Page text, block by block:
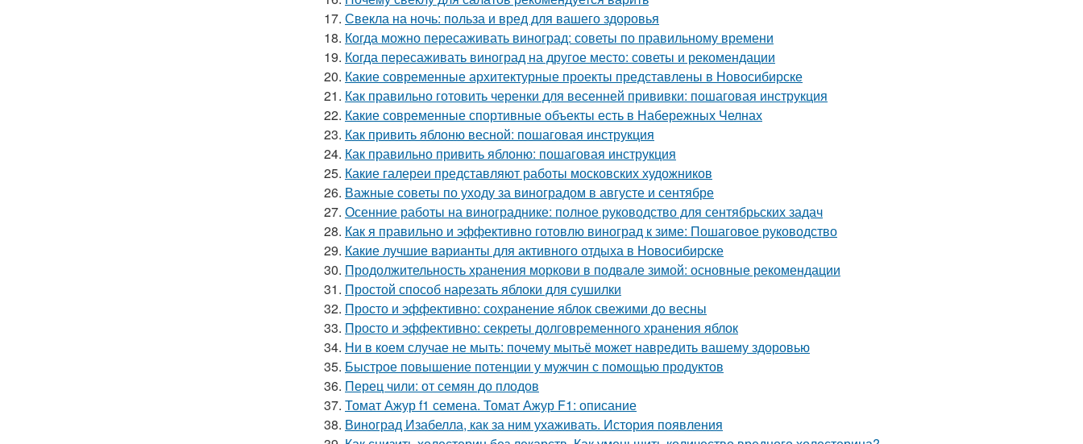
17. Свекла на ночь: польза и вред для вашего здоровья
18. Когда можно пересаживать виноград: советы по правильному времени
19. Когда пересаживать виноград на другое место: советы и рекомендации
20. Какие современные архитектурные проекты представлены в Новосибирске
21. Как правильно готовить черенки для весенней прививки: пошаговая инструкция
22. Какие современные спортивные объекты есть в Набережных Челнах
23. Как привить яблоню весной: пошаговая инструкция
24. Как правильно привить яблоню: пошаговая инструкция
25. Какие галереи представляют работы московских художников
26. Важные советы по уходу за виноградом в августе и сентябре
27. Осенние работы на винограднике: полное руководство для сентябрьских задач
28. Как я правильно и эффективно готовлю виноград к зиме: Пошаговое руководство
29. Какие лучшие варианты для активного отдыха в Новосибирске
30. Продолжительность хранения моркови в подвале зимой: основные рекомендации
31. Простой способ нарезать яблоки для сушилки
32. Просто и эффективно: сохранение яблок свежими до весны
33. Просто и эффективно: секреты долговременного хранения яблок
34. Ни в коем случае не мыть: почему мытьё может навредить вашему здоровью
35. Быстрое повышение потенции у мужчин с помощью продуктов
36. Перец чили: от семян до плодов
37. Томат Ажур f1 семена. Томат Ажур F1: описание
38. Виноград Изабелла, как за ним ухаживать. История появления